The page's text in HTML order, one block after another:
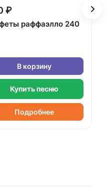
₽
раффаэлло 240
В корзину
Купить песню
Подробнее